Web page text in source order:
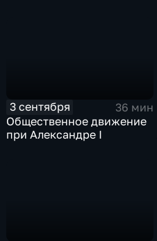
3 сентября
36 мин
Общественное движение
при Александре I